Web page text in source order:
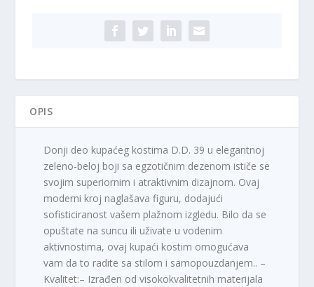
OPIS
Donji deo kupaćeg kostima D.D. 39 u elegantnoj
zeleno-beloj boji sa egzotičnim dezenom ističe se
svojim superiornim i atraktivnim dizajnom. Ovaj
moderni kroj naglašava figuru, dodajući
sofisticiranost vašem plažnom izgledu. Bilo da se
opuštate na suncu ili uživate u vodenim
aktivnostima, ovaj kupaći kostim omogućava
vam da to radite sa stilom i samopouzdanjem.. –
Kvalitet:– Izrađen od visokokvalitetnih materijala